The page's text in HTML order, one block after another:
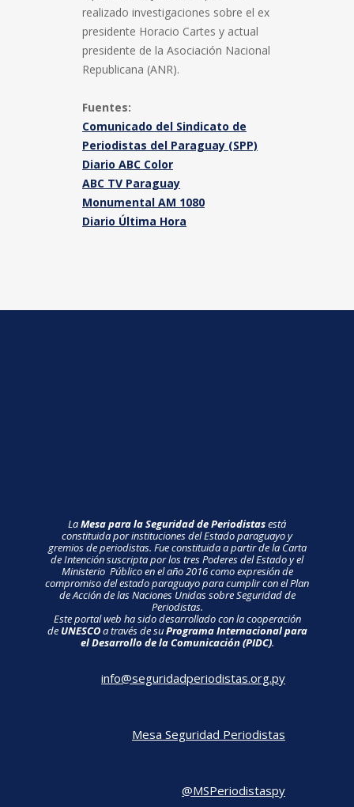
realizado investigaciones sobre el ex
presidente Horacio Cartes y actual
presidente de la Asociación Nacional
Republicana (ANR).
Fuentes:
Comunicado del Sindicato de
Periodistas del Paraguay (SPP)
Diario ABC Color
ABC TV Paraguay
Monumental AM 1080
Diario Última Hora
LaMesa para la Seguridad de Periodistasestá
constituida por instituciones del Estado paraguayo y
gremios de periodistas. Fue constituida a partir de la Carta
de Intención suscripta por los tres Poderes del Estado y el
Ministerio Público en el año 2016 como expresión de
compromiso del estado paraguayo para cumplir con el Plan
de Acción de las Naciones Unidas sobre Seguridad de
Periodistas.
Este portal web ha sido desarrollado con la cooperación
de UNESCOa través de suPrograma Internacional para
el Desarrollo de la Comunicación (PIDC).
info@seguridadperiodistas.org.py
Mesa Seguridad Periodistas
@MSPeriodistaspy